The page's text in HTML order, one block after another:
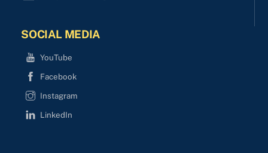
SOCIAL MEDIA
YouTube
Facebook
Instagram
LinkedIn